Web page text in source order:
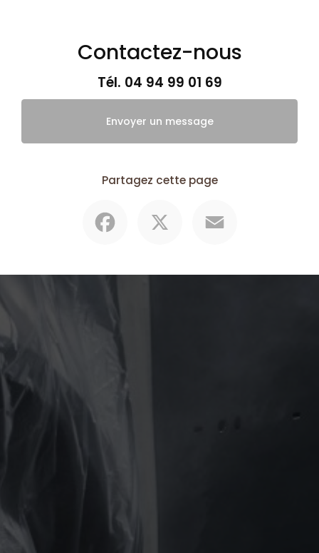
Contactez-nous
Tél. 04 94 99 01 69
Envoyer un message
Partagez cette page